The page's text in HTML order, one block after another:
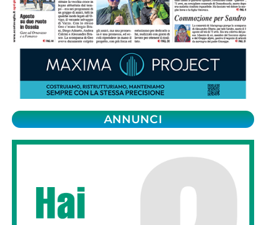
ANNUNCI